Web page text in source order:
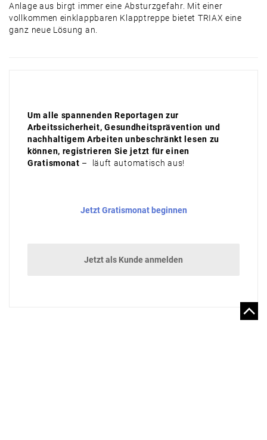
Anlage aus birgt immer eine Absturzgefahr. Mit einer
vollkommen einklappbaren Klapptreppe bietet TRIAX eine
ganz neue Lösung an.
Um alle spannenden Reportagen zur
Arbeitssicherheit, Gesundheitsprävention und
nachhaltigem Arbeiten unbeschränkt lesen zu
können, registrieren Sie jetzt für einen
Gratismonat – läuft automatisch aus!
Jetzt Gratismonat beginnen
Jetzt als Kunde anmelden